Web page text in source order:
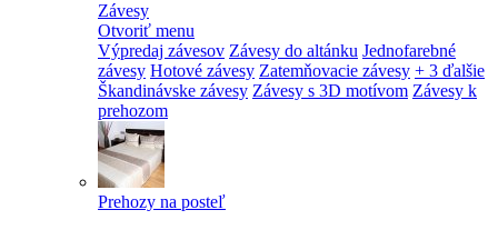
Závesy
Otvoriť menu
Výpredaj závesov Závesy do altánku Jednofarebné
závesy Hotové závesy Zatemňovacie závesy + 3 ďalšie
Škandinávske závesy Závesy s 3D motívom Závesy k
prehozom
Prehozy na posteľ